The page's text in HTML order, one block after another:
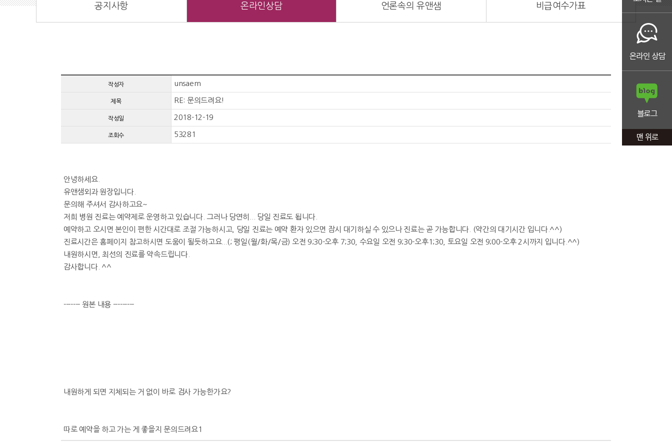
공지사항 온라인상담 언론속의 유앤샘 비급여수가표
작성자 unsaem
제목 RE: 문의드려요!
작성일 2018-12-19
조회수 53281
안녕하세요.
유앤샘외과 원장입니다.
문의해 주셔서 감사하고요~
저희 병원 진료는 예약제로 운영하고 있습니다. 그러나 당연히... 당일 진료도 됩니다.
예약하고 오시면 본인이 편한 시간대로 조절 가능하시고, 당일 진료는 예약 환자 있으면 잠시 대기하실 수 있으나 진료는 곧 가능합니다. (약간의 대기시간 입니다.^^)
진료시간은 홈페이지 참고하시면 도움이 될듯하고요...(; 평일(월/화/목/금) 오전 9;30-오후 7;30, 수요일 오전 9;30-오후1;30, 토요일 오전 9;00-오후 2시까지 입니다.^^)
내원하시면, 최선의 진료를 약속드립니다.
감사합니다. ^^
------- 원본 내용 ---------
내원하게 되면 지체되는 거 없이 바로 검사 가능한가요?
따로 예약을 하고 가는 게 좋을지 문의드려요1